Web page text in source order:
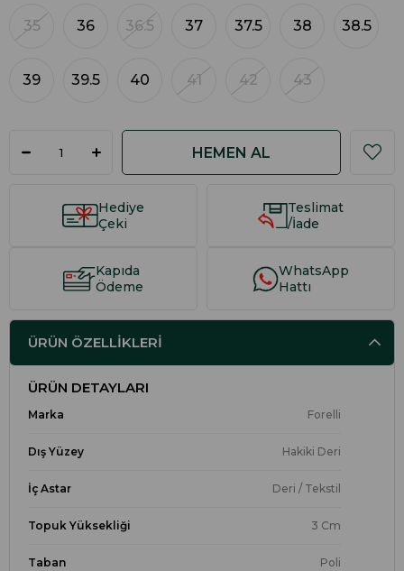
35 36 36.5 37 37.5 38 38.5
39 39.5 40 41 42 43
Hediye
Çeki
Teslimat
/İade
Kapıda
Ödeme
WhatsApp
Hattı
ÜRÜN ÖZELLIKLERI
ÜRÜN DETAYLARI
Marka Forelli
Dış Yüzey Hakiki Deri
İç Astar Deri / Tekstil
Topuk Yüksekliği 3 Cm
Taban Poli